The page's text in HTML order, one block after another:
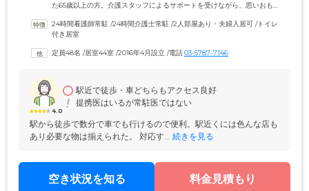
た65歳以上の方。介護スタッフによるサポートを受けながら、思いおも
は、全46室の個室をご用意。広めのスペースを確保したトイレや、電動
昇降機能付きの洗面台など、車いすの方も快適に使用できる設備を整え
がなく、手すりを取り付けた廊下や、座ったままご入浴いただけるリフ
24時間看護師常駐 /24時間介護士常駐 /2人部屋あり・夫婦入居可 /トイレ
付き居室
定員48名 /居室44室 /2016年4月設立 /電話03-5787-7146
4.0
駅近で徒歩・車どちらもアクセス良好
提携医はいるが常駐医ではない
駅から徒歩で数分で車でも行けるので便利。駅近くには色んな店も
あり必要な物は揃えられた。 対応す... 続きを見る
空き状況を知る 料金見積もり